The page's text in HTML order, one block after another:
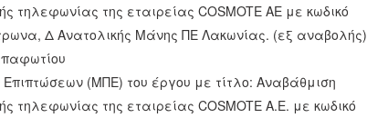
τηλεφωνίας της εταιρείας COSMOTE ΑΕ με κωδικό
Δ Ανατολικής Μάνης ΠΕ Λακωνίας. (εξ αναβολής)
(ΜΠΕ) του έργου με τίτλο: Αναβάθμιση
τηλεφωνίας της εταιρείας COSMOTE Α.Ε. με κωδικό